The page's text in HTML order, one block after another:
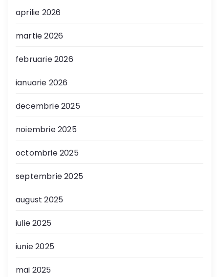
aprilie 2026
martie 2026
februarie 2026
ianuarie 2026
decembrie 2025
noiembrie 2025
octombrie 2025
septembrie 2025
august 2025
iulie 2025
iunie 2025
mai 2025